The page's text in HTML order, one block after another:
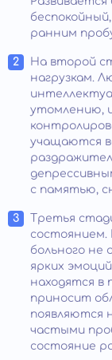
ранним
На второй
нагрузкам.
утомлению,
учащаются
с памятью,
Третья
больного не
ярких
находятся в
приносит
появляются
частыми
состояние